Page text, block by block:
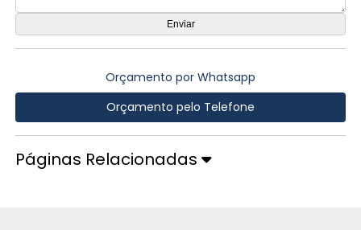
Orçamento por Whatsapp
Orçamento pelo Telefone
Páginas Relacionadas